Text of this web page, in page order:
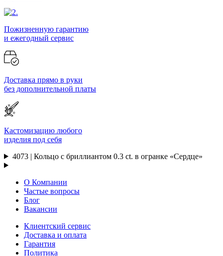
Пожизненную гарантию
и ежегодный сервис
Доставка прямо в руки
без дополнительной платы
Кастомизацию любого
изделия под себя
4073 | Кольцо с бриллиантом 0.3 ct. в огранке «Сердце»
О Компании
Частые вопросы
Блог
Вакансии
Клиентский сервис
Доставка и оплата
Гарантия
Политика